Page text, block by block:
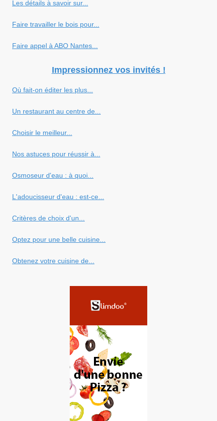
Les détails à savoir sur...
Faire travailler le bois pour...
Faire appel à ABO Nantes...
Impressionnez vos invités !
Où fait-on éditer les plus...
Un restaurant au centre de...
Choisir le meilleur...
Nos astuces pour réussir à...
Osmoseur d'eau : à quoi...
L'adoucisseur d'eau : est-ce...
Critères de choix d'un...
Optez pour une belle cuisine...
Obtenez votre cuisine de...